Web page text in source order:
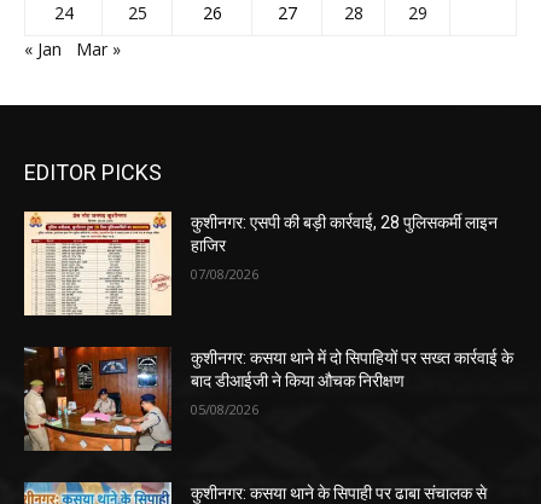
24
25 26 27 28
29
« Jan
Mar »
EDITOR PICKS
कुशीनगर: एसपी की बड़ी कार्रवाई, 28 पुलिसकर्मी लाइन
हाजिर
07/08/2026
कुशीनगर: कसया थाने में दो सिपाहियों पर सख्त कार्रवाई के
बाद डीआईजी ने किया औचक निरीक्षण
05/08/2026
कुशीनगर: कसया थाने के सिपाही पर ढाबा संचालक से